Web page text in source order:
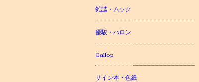
雑誌・ムック
優駿・ハロン
Gallop
サイン本・色紙